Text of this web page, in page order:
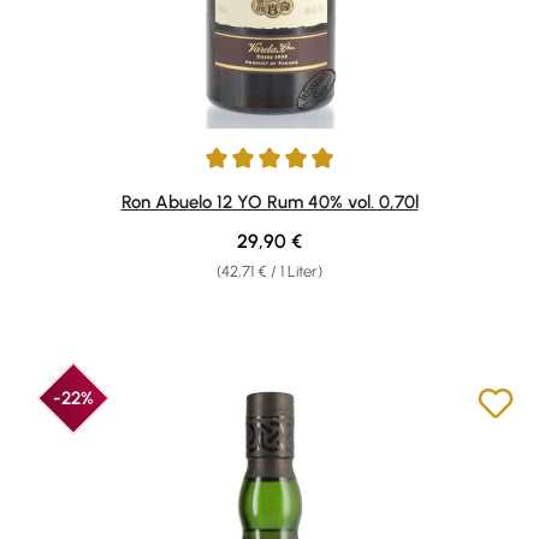
Durchschnittliche Bewertung von 4.93 von 5 Sternen
Ron Abuelo 12 YO Rum 40% vol. 0,70l
(42,71 € / 1 Liter)
Regulärer Preis:
29,90 €
-22%